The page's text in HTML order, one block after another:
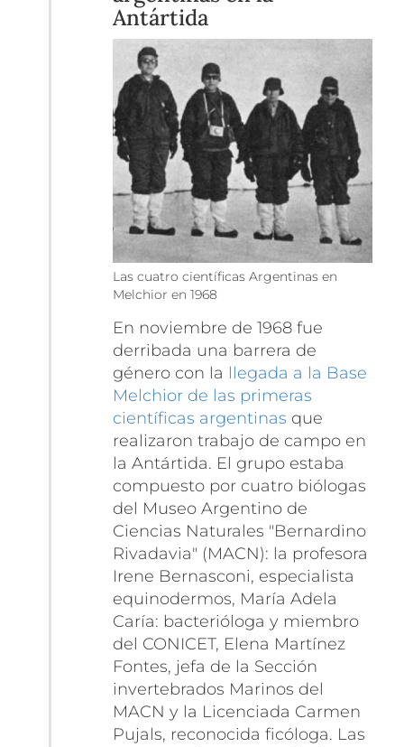
Antártida
Las cuatro científicas Argentinas en
Melchior en 1968
En noviembre de 1968 fue
derribada una barrera de
género con la llegada a la Base
Melchior de las primeras
científicas argentinas que
realizaron trabajo de campo en
la Antártida. El grupo estaba
compuesto por cuatro biólogas
del Museo Argentino de
Ciencias Naturales "Bernardino
Rivadavia" (MACN): la profesora
Irene Bernasconi, especialista
equinodermos, María Adela
Caría: bacterióloga y miembro
del CONICET, Elena Martínez
Fontes, jefa de la Sección
invertebrados Marinos del
MACN y la Licenciada Carmen
Pujals, reconocida ficóloga. Las